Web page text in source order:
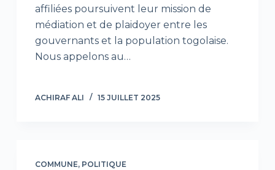
affiliées poursuivent leur mission de
médiation et de plaidoyer entre les
gouvernants et la population togolaise.
Nous appelons au…
ACHIRAF ALI 15 JUILLET 2025
COMMUNE, POLITIQUE